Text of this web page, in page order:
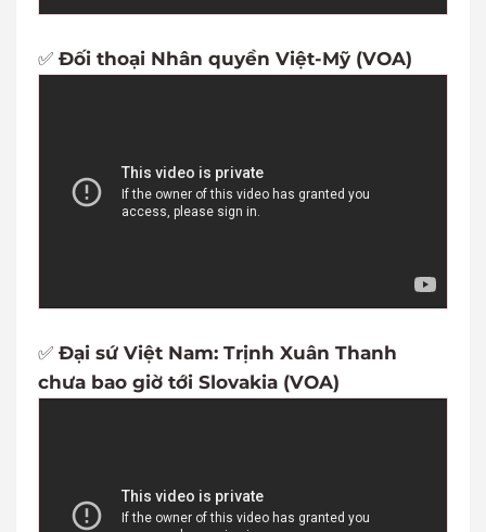
✅ Đối thoại Nhân quyền Việt-Mỹ (VOA)
✅ Đại sứ Việt Nam: Trịnh Xuân Thanh
chưa bao giờ tới Slovakia (VOA)